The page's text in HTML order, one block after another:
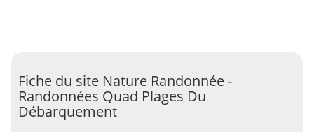
Fiche du site Nature Randonnée -
Randonnées Quad Plages Du
Débarquement